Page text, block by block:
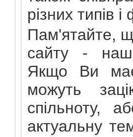
різних типів
Пам'ятайте,
сайту -
Якщо Ви
можуть
спільноту,
актуальну